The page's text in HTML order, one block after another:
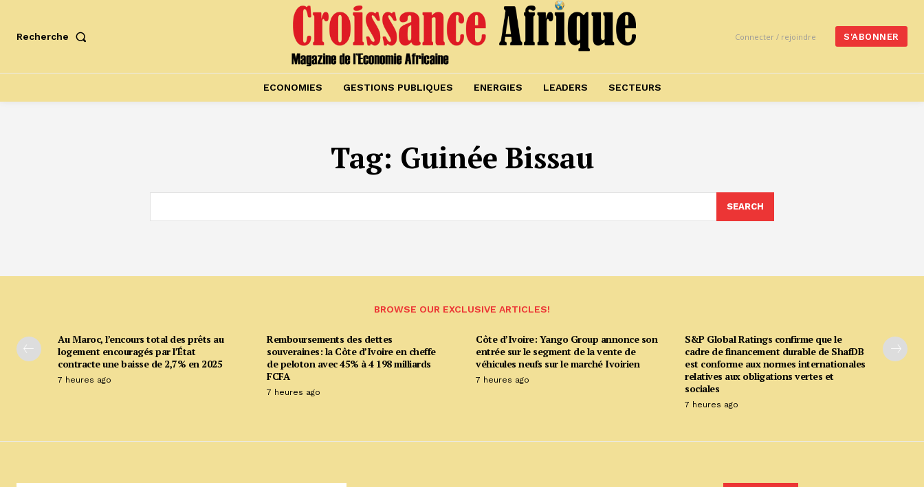
Recherche Connecter / rejoindre S'ABONNER
ECONOMIES GESTIONS PUBLIQUES ENERGIES LEADERS SECTEURS
Tag: Guinée Bissau
SEARCH
BROWSE OUR EXCLUSIVE ARTICLES!
Au Maroc, l’encours total des prêts au
logement encouragés par l’État
contracte une baisse de 2,7% en 2025
7 heures ago
Remboursements des dettes
souveraines: la Côte d’Ivoire en cheffe
de peloton avec 45% à 4 198 milliards
FCFA
7 heures ago
Côte d’Ivoire: Yango Group annonce son
entrée sur le segment de la vente de
véhicules neufs sur le marché Ivoirien
7 heures ago
S&P Global Ratings confirme que le
cadre de financement durable de ShafDB
est conforme aux normes internationales
relatives aux obligations vertes et
sociales
7 heures ago